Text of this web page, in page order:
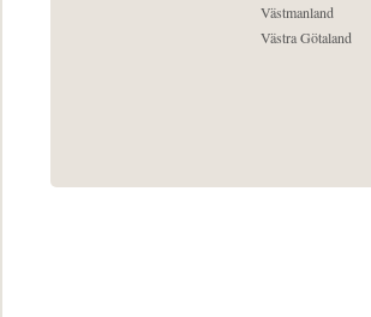
Västmanland
Västra Götaland